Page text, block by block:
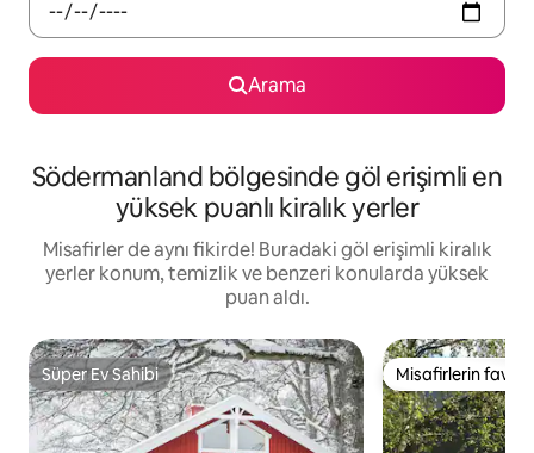
Arama
Södermanland bölgesinde göl erişimli en
yüksek puanlı kiralık yerler
Misafirler de aynı fikirde! Buradaki göl erişimli kiralık
yerler konum, temizlik ve benzeri konularda yüksek
puan aldı.
Süper Ev Sahibi
Süper Ev Sahibi Misafirlerin
Misafirlerin